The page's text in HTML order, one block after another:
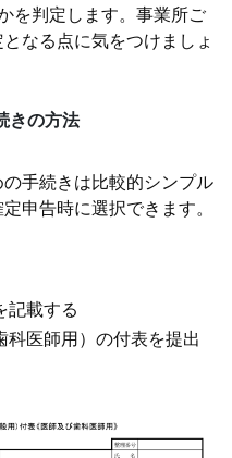
を判定します。事業所ご
なる点に気をつけましょ
きの方法
手続きは比較的シンプル
申告時に選択できます。
記載する
医師用）の付表を提出